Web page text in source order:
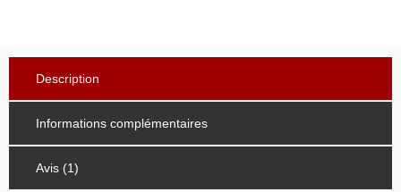
Description
Informations complémentaires
Avis (1)